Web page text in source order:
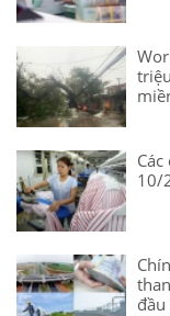
10/